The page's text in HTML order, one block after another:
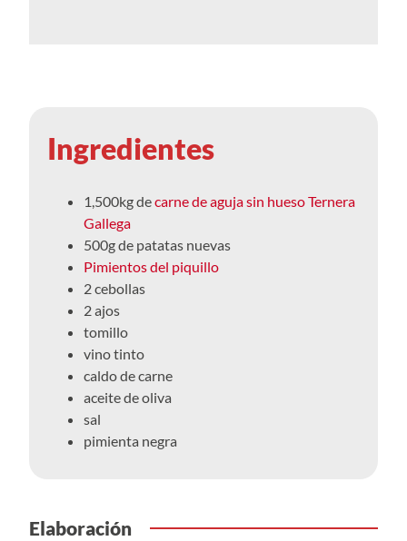
Ingredientes
1,500kg decarne de aguja sin hueso Ternera
Gallega
500g de patatas nuevas
Pimientos del piquillo
2 cebollas
2 ajos
tomillo
vino tinto
caldo de carne
aceite de oliva
sal
pimienta negra
Elaboración